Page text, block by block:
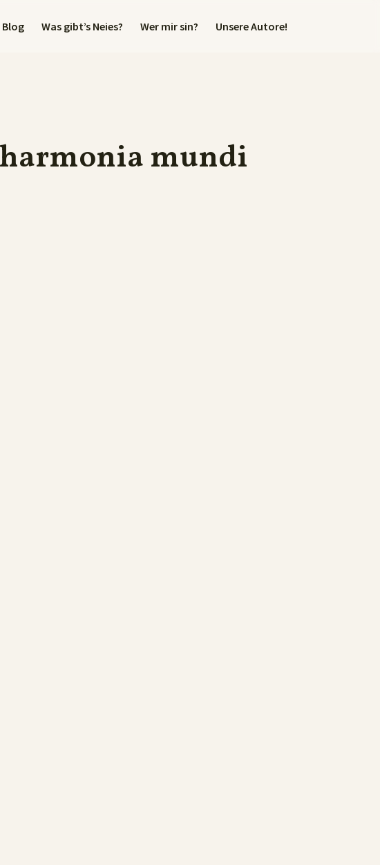
Blog Was gibt’s Neies? Wer mir sin? Unsere Autore!
mundi